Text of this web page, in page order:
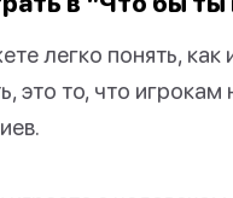
легко понять, как
это то, что